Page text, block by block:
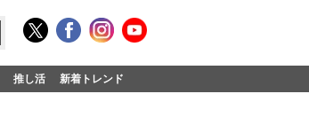
推し活 新着トレンド